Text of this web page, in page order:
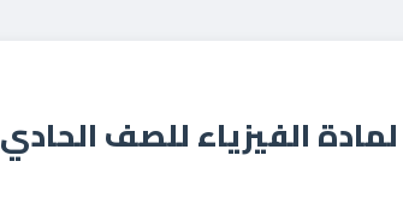
الفيزياء للصف الحادي